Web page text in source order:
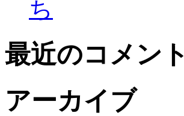
ち
最近のコメント
アーカイブ